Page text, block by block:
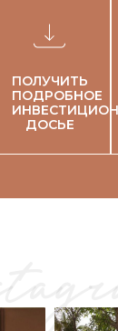
ПОЛУЧИТЬ
ПОДРОБНОЕ
ДОСЬЕ